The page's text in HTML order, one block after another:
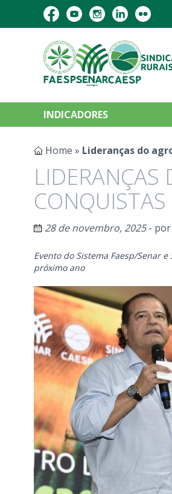
INDICADORES
Home » Lideranças do
28 de novembro, 2025- por
Evento do Sistema Faesp/Senar
próximo ano